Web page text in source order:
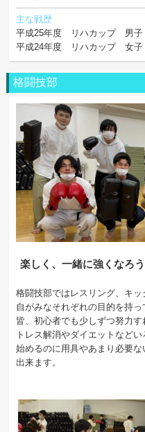
主な戦歴
平成25年度 リハカップ 男
平成24年度 リハカップ 女
格闘技部
楽しく、一緒に強くなろ
格闘技部ではレスリング、キ
自がみなそれぞれの目的を持
皆、初心者でも少しずつ努力
トレス解消やダイエットなど
始めるのに用具やあまり必要
出来ます。